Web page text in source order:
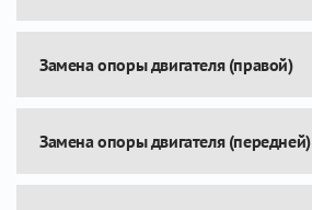
Замена опоры двигателя (правой)
Замена опоры двигателя (передней)